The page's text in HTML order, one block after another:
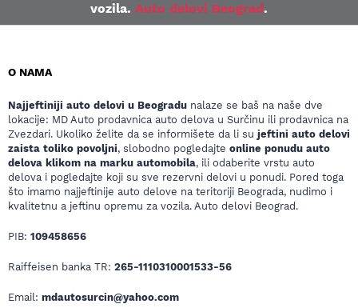
vozila. Auto delovi Beograd.
O NAMA
Najjeftiniji auto delovi u Beogradu nalaze se baš na naše dve
lokacije: MD Auto prodavnica auto delova u Surčinu ili prodavnica na
Zvezdari. Ukoliko želite da se informišete da li su jeftini auto delovi
zaista toliko povoljni, slobodno pogledajte online ponudu auto
delova klikom na marku automobila, ili odaberite vrstu auto
delova i pogledajte koji su sve rezervni delovi u ponudi. Pored toga
što imamo najjeftinije auto delove na teritoriji Beograda, nudimo i
kvalitetnu a jeftinu opremu za vozila. Auto delovi Beograd.
PIB: 109458656
Raiffeisen banka TR: 265-1110310001533-56
Email: mdautosurcin@yahoo.com